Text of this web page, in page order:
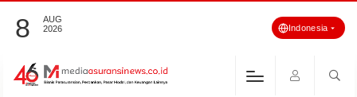
8
AUG
2026
Indonesia